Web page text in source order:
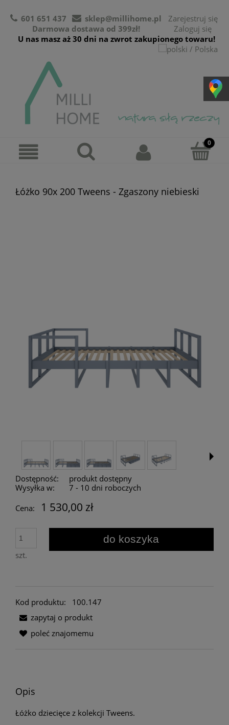
601 651 437
sklep@millihome.pl
Darmowa dostawa od 399zł!
U nas masz aż 30 dni na zwrot zakupionego towaru!
Zarejestruj się
Zaloguj się
Łóżko 90x 200 Tweens - Zgaszony niebieski
Dostępność:
produkt dostępny
Wysyłka w:
7 - 10 dni roboczych
Cena:
1 530,00 zł
szt.
do koszyka
Kod produktu:
100.147
zapytaj o produkt
poleć znajomemu
Opis
Łóżko dziecięce z kolekcji Tweens.